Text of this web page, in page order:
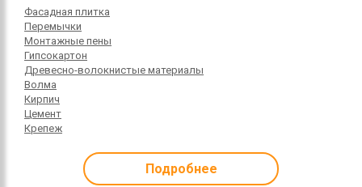
Фасадная плитка
Перемычки
Монтажные пены
Гипсокартон
Древесно-волокнистые материалы
Волма
Кирпич
Цемент
Крепеж
Подробнее